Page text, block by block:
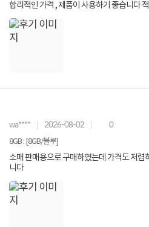
합리적인 가격 , 제품이 사용하기 좋습니다 적
wa**** 2026-08-02 0
8GB : [8GB/블루]
소매 판매용으로 구매하였는데 가격도 저렴
니다